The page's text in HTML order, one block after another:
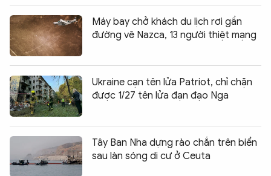
Máy bay chở khách du lịch rơi gần
đường vẽ Nazca, 13 người thiệt mạng
Ukraine cạn tên lửa Patriot, chỉ chặn
được 1/27 tên lửa đạn đạo Nga
Tây Ban Nha dựng rào chắn trên biển
sau làn sóng di cư ở Ceuta